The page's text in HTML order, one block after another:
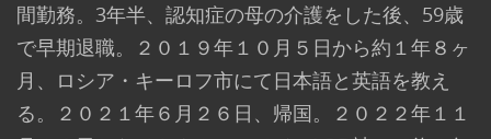
間勤務。3年半、認知症の母の介護をした後、59歳
で早期退職。２０１９年１０月５日から約１年８ヶ
月、ロシア・キーロフ市にて日本語と英語を教え
る。２０２１年６月２６日、帰国。２０２２年１１